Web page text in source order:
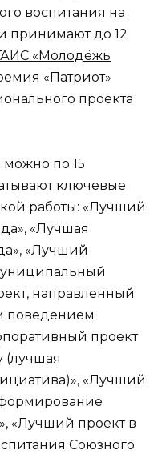
воспитания на
принимают до 12
«Молодёжь
«Патриот»
проекта
можно по 15
ключевые
работы: «Лучший
«Лучшая
«Лучший
направленный
поведением
проект
(лучшая
«Лучший
«Лучший проект в
Союзного